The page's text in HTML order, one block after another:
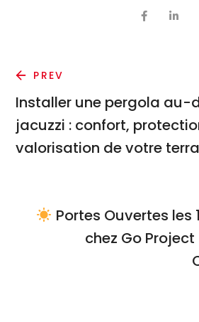
PREV
Installer une pergola au-
jacuzzi : confort,
valorisation de votre
Portes Ouvertes les
chez Go